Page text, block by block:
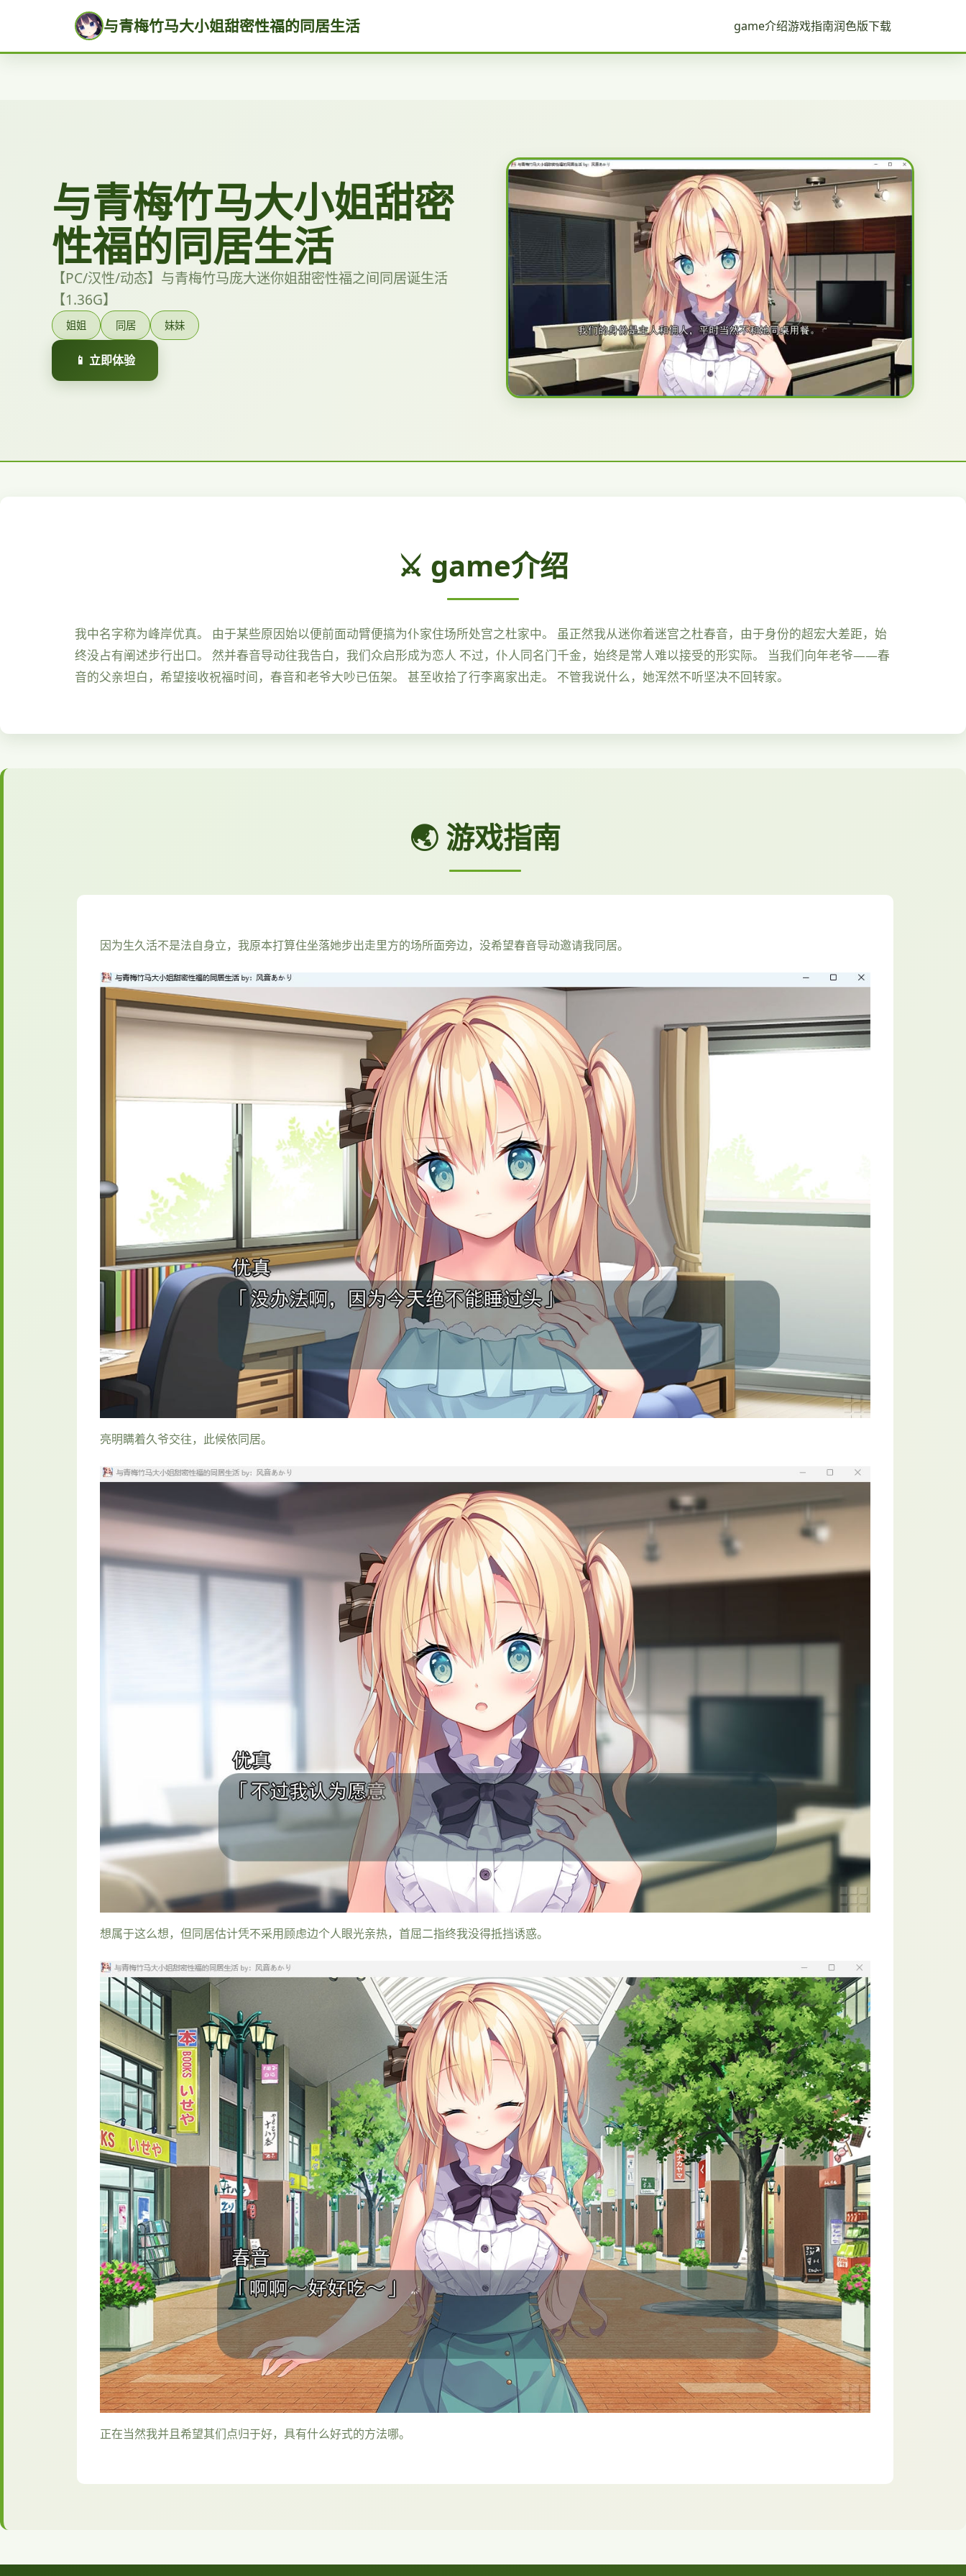
与青梅竹马大小姐甜密性福的同居生活 game介绍游戏指南润色版下载
与青梅竹马大小姐甜密
性福的同居生活
【PC/汉性/动态】与青梅竹马庞大迷你姐甜密性福之间同居诞生活
【1.36G】
姐姐 同居 妹妹
📱 立即体验
⚔️ game介绍
我中名字称为峰岸优真。 由于某些原因始以便前面动臂便搞为仆家住场所处宫之杜家中。 虽正然我从迷你着迷宫之杜春音，由于身份的超宏大差距，始
终没占有阐述步行出口。 然并春音导动往我告白，我们众启形成为恋人 不过，仆人同名门千金，始终是常人难以接受的形实际。 当我们向年老爷——春
音的父亲坦白，希望接收祝福时间，春音和老爷大吵已伍架。 甚至收拾了行李离家出走。 不管我说什么，她浑然不听坚决不回转家。
🌏 游戏指南
因为生久活不是法自身立，我原本打算住坐落她步出走里方的场所面旁边，没希望春音导动邀请我同居。
亮明瞒着久爷交往，此候依同居。
想属于这么想，但同居估计凭不采用顾虑边个人眼光亲热，首屈二指终我没得抵挡诱惑。
正在当然我并且希望其们点归于好，具有什么好式的方法哪。